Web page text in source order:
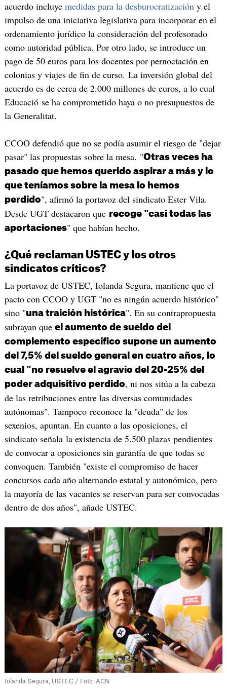
acuerdo incluye medidas para la desburocratizacióny el
impulso de una iniciativa legislativa para incorporar en el
ordenamiento jurídico la consideración del profesorado
como autoridad pública. Por otro lado, se introduce un
pago de 50 euros para los docentes por pernoctación en
colonias y viajes de fin de curso. La inversión global del
acuerdo es de cerca de 2.000 millones de euros, a lo cual
Educació se ha comprometido haya o no presupuestos de
la Generalitat.
CCOO defendió que no se podía asumir el riesgo de "dejar
pasar" las propuestas sobre la mesa. "Otras veces ha
pasado que hemos querido aspirar a más y lo
que teníamos sobre la mesa lo hemos
perdido", afirmó la portavoz del sindicato Ester Vila.
Desde UGT destacaron que recoge "casi todas las
aportaciones" que habían hecho.
¿Qué reclaman USTEC y los otros
sindicatos críticos?
La portavoz de USTEC, Iolanda Segura, mantiene que el
pacto con CCOO y UGT "no es ningún acuerdo histórico"
sino "una traición histórica". En su contrapropuesta
subrayan que el aumento de sueldo del
complemento específico supone un aumento
del 7,5% del sueldo general en cuatro años, lo
cual "no resuelve el agravio del 20-25% del
poder adquisitivo perdido, ni nos sitúa a la cabeza
de las retribuciones entre las diversas comunidades
autónomas". Tampoco reconoce la "deuda" de los
sexenios, apuntan. En cuanto a las oposiciones, el
sindicato señala la existencia de 5.500 plazas pendientes
de convocar a oposiciones sin garantía de que todas se
convoquen. También "existe el compromiso de hacer
concursos cada año alternando estatal y autonómico, pero
la mayoría de las vacantes se reservan para ser convocadas
dentro de dos años", añade USTEC.
Iolanda Segura, USTEC / Foto: ACN